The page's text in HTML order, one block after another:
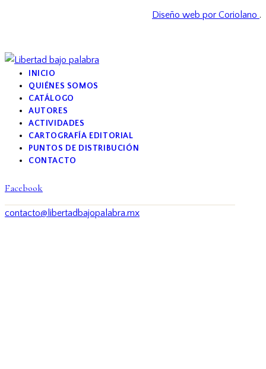
Diseño web por Coriolano .
INICIO
QUIÉNES SOMOS
CATÁLOGO
AUTORES
ACTIVIDADES
CARTOGRAFÍA EDITORIAL
PUNTOS DE DISTRIBUCIÓN
CONTACTO
Facebook
contacto@libertadbajopalabra.mx